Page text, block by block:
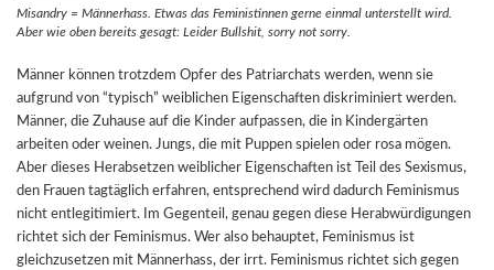
Misandry = Männerhass. Etwas das Feministinnen gerne einmal unterstellt wird.
Aber wie oben bereits gesagt: Leider Bullshit, sorry not sorry.
Männer können trotzdem Opfer des Patriarchats werden, wenn sie
aufgrund von “typisch” weiblichen Eigenschaften diskriminiert werden.
Männer, die Zuhause auf die Kinder aufpassen, die in Kindergärten
arbeiten oder weinen. Jungs, die mit Puppen spielen oder rosa mögen.
Aber dieses Herabsetzen weiblicher Eigenschaften ist Teil des Sexismus,
den Frauen tagtäglich erfahren, entsprechend wird dadurch Feminismus
nicht entlegitimiert. Im Gegenteil, genau gegen diese Herabwürdigungen
richtet sich der Feminismus. Wer also behauptet, Feminismus ist
gleichzusetzen mit Männerhass, der irrt. Feminismus richtet sich gegen